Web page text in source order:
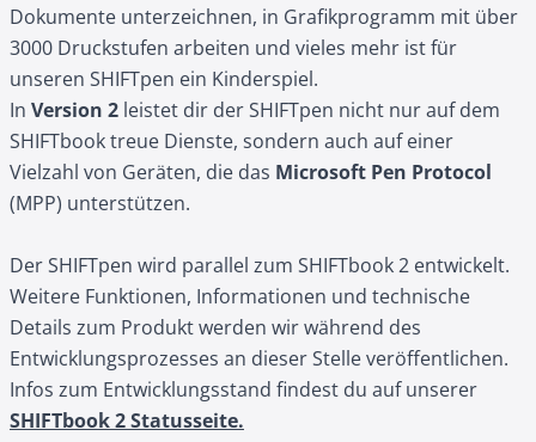
Dokumente unterzeichnen, in Grafikprogramm mit über
3000 Druckstufen arbeiten und vieles mehr ist für
unseren SHIFTpen ein Kinderspiel.
In Version 2 leistet dir der SHIFTpen nicht nur auf dem
SHIFTbook treue Dienste, sondern auch auf einer
Vielzahl von Geräten, die das Microsoft Pen Protocol
(MPP) unterstützen.
Der SHIFTpen wird parallel zum SHIFTbook 2 entwickelt.
Weitere Funktionen, Informationen und technische
Details zum Produkt werden wir während des
Entwicklungsprozesses an dieser Stelle veröffentlichen.
Infos zum Entwicklungsstand findest du auf unserer
SHIFTbook 2 Statusseite.